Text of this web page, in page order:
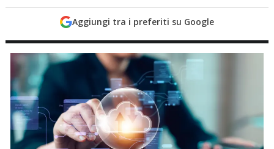
Aggiungi tra i preferiti su Google